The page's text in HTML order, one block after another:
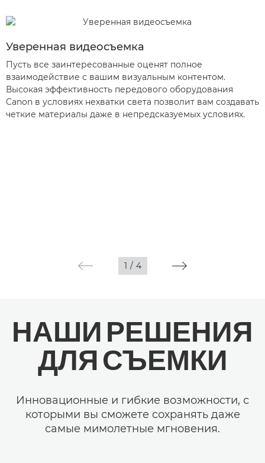
Уверенная видеосъемка
Пусть все заинтересованные оценят полное
взаимодействие с вашим визуальным контентом.
Высокая эффективность передового оборудования
Canon в условиях нехватки света позволит вам создавать
четкие материалы даже в непредсказуемых условиях.
1 / 4
НАШИ РЕШЕНИЯ
ДЛЯ СЪЕМКИ
Инновационные и гибкие возможности, с
которыми вы сможете сохранять даже
самые мимолетные мгновения.